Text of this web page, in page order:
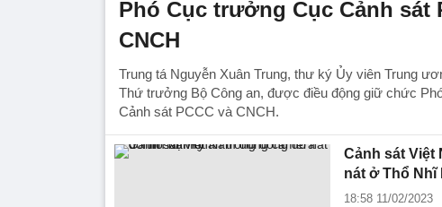
Phó Cục trưởng Cục Cảnh sát
CNCH
Trung tá Nguyễn Xuân Trung, thư ký Ủy viên Trung
Thứ trưởng Bộ Công an, được điều động giữ chức
Cảnh sát PCCC và CNCH.
Cảnh sát Việt
nát ở Thổ Nhĩ
18:58 11/02/2023